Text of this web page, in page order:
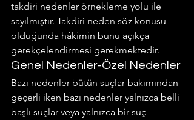
takdiri nedenler örnekleme yolu ile
sayılmıştır. Takdiri neden söz konusu
olduğunda hâkimin bunu açıkça
gerekçelendirmesi gerekmektedir.
Genel Nedenler-Özel Nedenler
Bazı nedenler bütün suçlar bakımından
geçerli iken bazı nedenler yalnızca belli
başlı suçlar veya yalnızca bir suç